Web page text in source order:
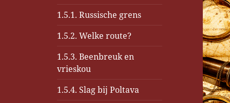
1.5.1. Russische grens
1.5.2. Welke route?
1.5.3. Beenbreuk en
vrieskou
1.5.4. Slag bij Poltava